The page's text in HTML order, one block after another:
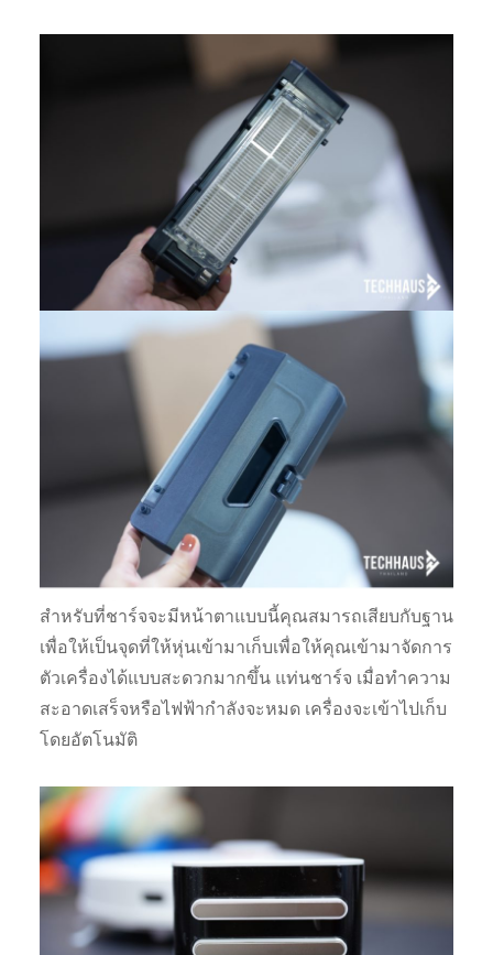
สำหรับที่ชาร์จจะมีหน้าตาแบบนี้คุณสมารถเสียบกับฐาน
เพื่อให้เป็นจุดที่ให้หุ่นเข้ามาเก็บเพื่อให้คุณเข้ามาจัดการ
ตัวเครื่องได้แบบสะดวกมากขึ้น แท่นชาร์จ เมื่อทำความ
สะอาดเสร็จหรือไฟฟ้ากำลังจะหมด เครื่องจะเข้าไปเก็บ
โดยอัตโนมัติ